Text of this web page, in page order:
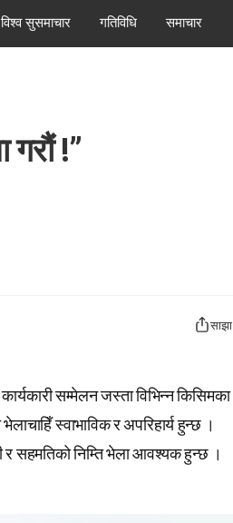
विश्व सुसमाचार गतिविधि समाचार
गरौं !”
साझा
सम्मेलन जस्ता विभिन्न किसिमका
स्वाभाविक र अपरिहार्य हुन्छ ।
र सहमतिको निम्ति भेला आवश्यक हुन्छ ।